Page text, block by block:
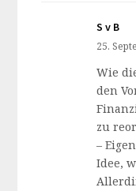
S v B
25.
Wie
den
zu
–
Idee,